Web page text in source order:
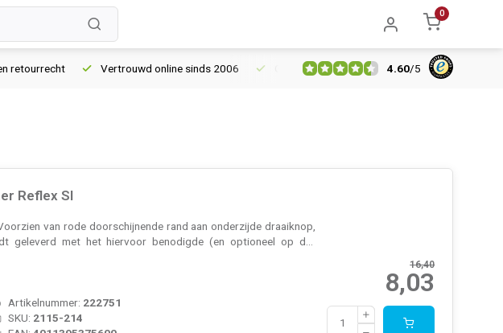
0
Vertrouwd online sinds 2006 Gratis verzending vanaf € 150 5% extra
4.60/5
Reflex SI
van rode doorschijnende rand aan onderzijde draaiknop,
geleverd met het hiervoor benodigde (en optioneel op d...
16,40
8,03
Artikelnummer: 222751
SKU: 2115-214